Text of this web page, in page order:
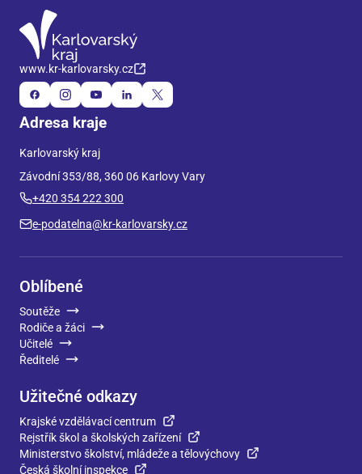
www.kr-karlovarsky.cz
Adresa kraje
Karlovarský kraj
Závodní 353/88, 360 06 Karlovy Vary
+420 354 222 300
e-podatelna@kr-karlovarsky.cz
Oblíbené
Soutěže
Rodiče a žáci
Učitelé
Ředitelé
Užitečné odkazy
Krajské vzdělávací centrum
Rejstřík škol a školských zařízení
Ministerstvo školství, mládeže a tělovýchovy
Česká školní inspekce